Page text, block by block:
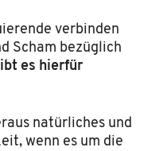
verbinden
Scham bezüglich
es hierfür
natürliches und
wenn es um die